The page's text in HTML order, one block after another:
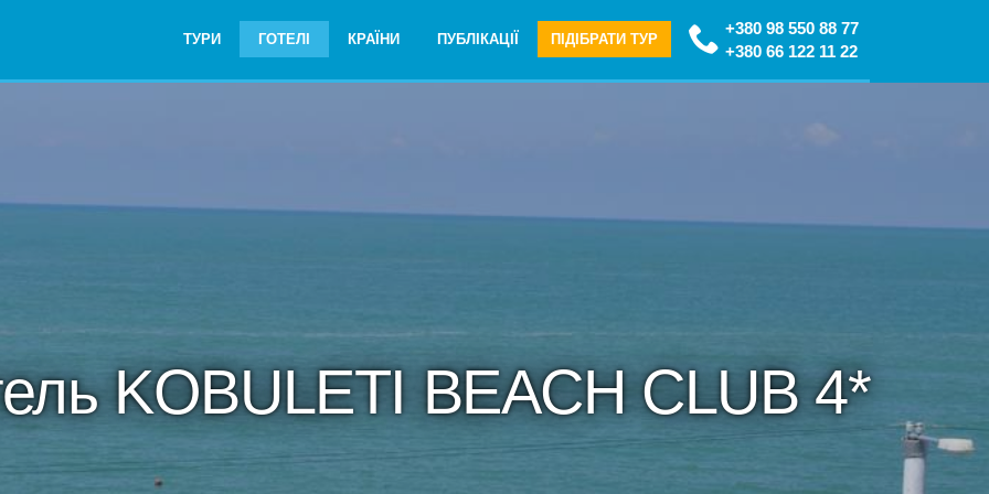
+380 98 550 88 77
+380 66 122 11 22
ТУРИ ГОТЕЛІ КРАЇНИ ПУБЛІКАЦІЇ ПІДІБРАТИ ТУР
KOBULETI BEACH CLUB 4*